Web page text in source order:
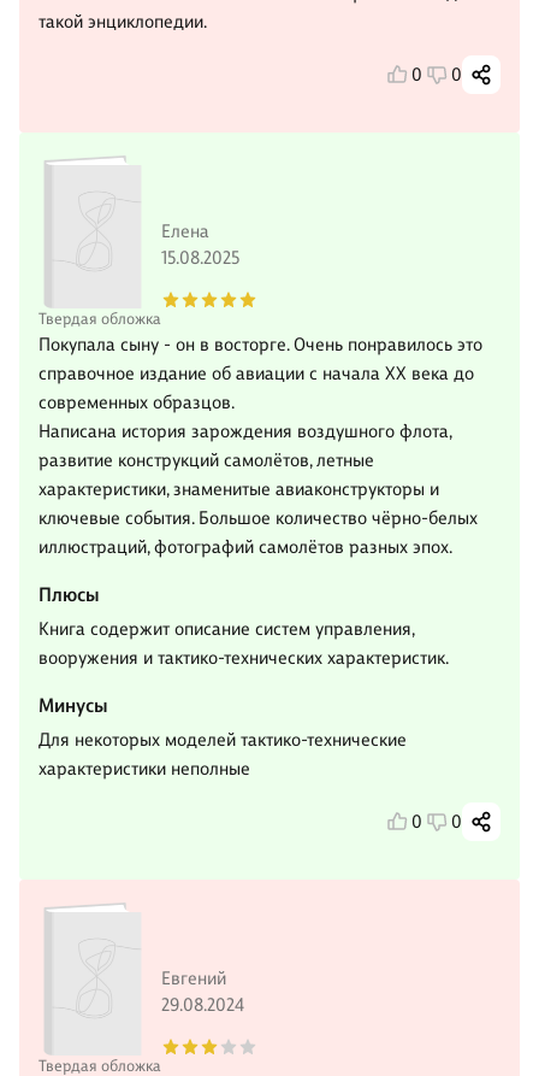
такой энциклопедии.
0 0
Твердая обложка
Елена
15.08.2025
Покупала сыну - он в восторге. Очень понравилось это
справочное издание об авиации с начала ХХ века до
современных образцов.
Написана история зарождения воздушного флота,
развитие конструкций самолётов, летные
характеристики, знаменитые авиаконструкторы и
ключевые события. Большое количество чёрно-белых
иллюстраций, фотографий самолётов разных эпох.
Плюсы
Книга содержит описание систем управления,
вооружения и тактико-технических характеристик.
Минусы
Для некоторых моделей тактико-технические
характеристики неполные
0 0
Твердая обложка
Евгений
29.08.2024